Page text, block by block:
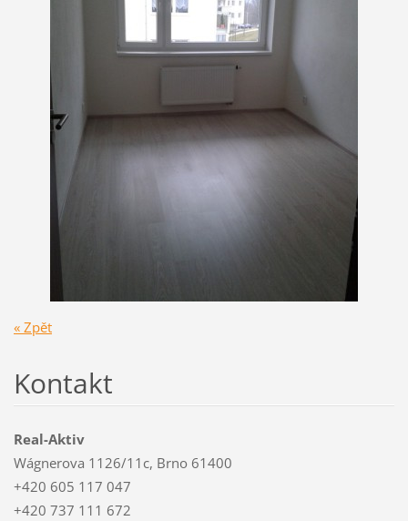
« Zpět
Kontakt
Real-Aktiv
Wágnerova 1126/11c, Brno 61400
+420 605 117 047
+420 737 111 672